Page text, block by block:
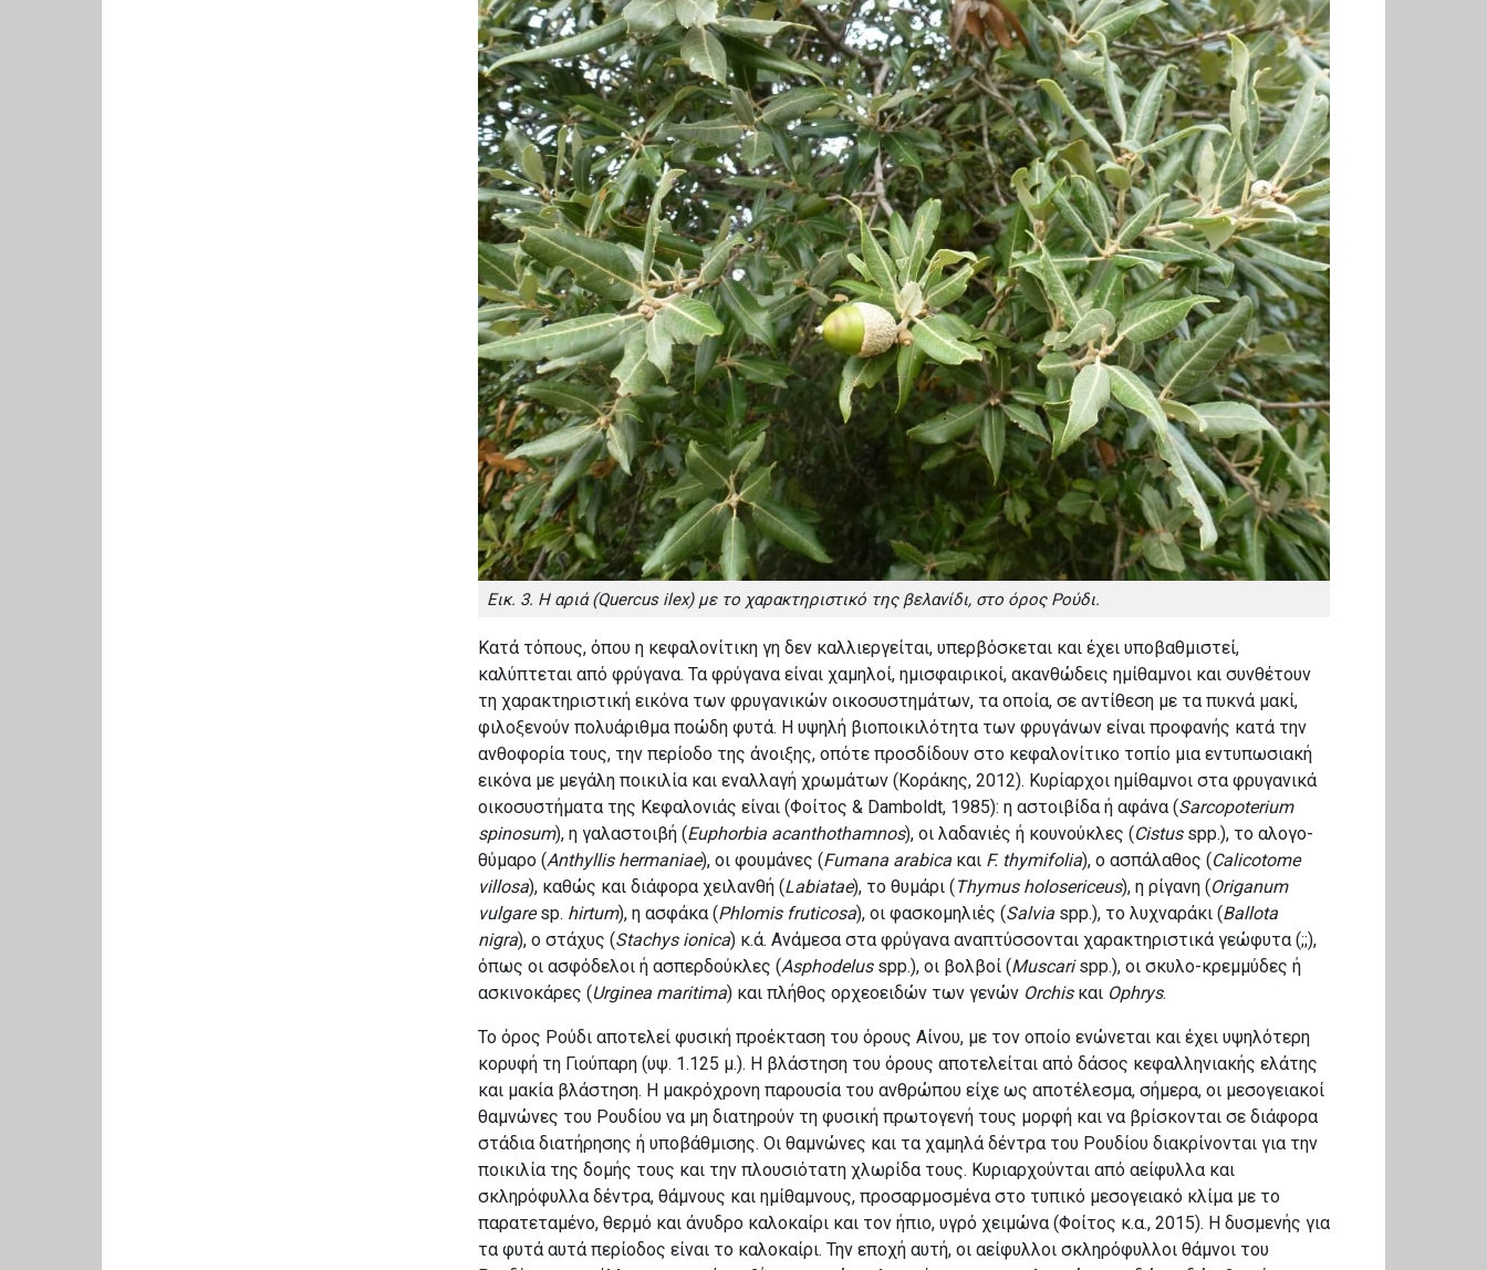
Εικ. 3. Η αριά (Quercus ilex) με το χαρακτηριστικό της βελανίδι, στο όρος Ρούδι.
Κατά τόπους, όπου η κεφαλονίτικη γη δεν καλλιεργείται, υπερβόσκεται και έχει υποβαθμιστεί,
καλύπτεται από φρύγανα. Τα φρύγανα είναι χαμηλοί, ημισφαιρικοί, ακανθώδεις ημίθαμνοι και συνθέτουν
τη χαρακτηριστική εικόνα των φρυγανικών οικοσυστημάτων, τα οποία, σε αντίθεση με τα πυκνά μακί,
φιλοξενούν πολυάριθμα ποώδη φυτά. Η υψηλή βιοποικιλότητα των φρυγάνων είναι προφανής κατά την
ανθοφορία τους, την περίοδο της άνοιξης, οπότε προσδίδουν στο κεφαλονίτικο τοπίο μια εντυπωσιακή
εικόνα με μεγάλη ποικιλία και εναλλαγή χρωμάτων (Κοράκης, 2012). Κυρίαρχοι ημίθαμνοι στα φρυγανικά
οικοσυστήματα της Κεφαλονιάς είναι (Φοίτος & Damboldt, 1985): η αστοιβίδα ή αφάνα (Sarcopoterium
spinosum), η γαλαστοιβή (Euphorbia acanthothamnos), οι λαδανιές ή κουνούκλες (Cistusspp.), το αλογο-
θύμαρο (Anthyllis hermaniae), οι φουμάνες (Fumana arabica και F. thymifolia), o ασπάλαθος (Calicotome
villosa), καθώς και διάφορα χειλανθή (Labiatae), το θυμάρι (Thymus holosericeus), η ρίγανη (Origanum
vulgaresp. hirtum), η ασφάκα (Phlomis fruticosa), οι φασκομηλιές (Salvia spp.), το λυχναράκι (Ballota
nigra), ο στάχυς (Stachys ionica) κ.ά. Ανάμεσα στα φρύγανα αναπτύσσονται χαρακτηριστικά γεώφυτα (;;),
όπως οι ασφόδελοι ή ασπερδούκλες (Asphodelusspp.), οι βολβοί (Muscarispp.), οι σκυλο-κρεμμύδες ή
ασκινοκάρες (Urginea maritima) και πλήθος ορχεοειδών των γενών Orchisκαι Ophrys.
Το όρος Ρούδι αποτελεί φυσική προέκταση του όρους Αίνου, με τον οποίο ενώνεται και έχει υψηλότερη
κορυφή τη Γιούπαρη (υψ. 1.125 μ.). Η βλάστηση του όρους αποτελείται από δάσος κεφαλληνιακής ελάτης
και μακία βλάστηση. Η μακρόχρονη παρουσία του ανθρώπου είχε ως αποτέλεσμα, σήμερα, οι μεσογειακοί
θαμνώνες του Ρουδίου να μη διατηρούν τη φυσική πρωτογενή τους μορφή και να βρίσκονται σε διάφορα
στάδια διατήρησης ή υποβάθμισης. Οι θαμνώνες και τα χαμηλά δέντρα του Ρουδίου διακρίνονται για την
ποικιλία της δομής τους και την πλουσιότατη χλωρίδα τους. Κυριαρχούνται από αείφυλλα και
σκληρόφυλλα δέντρα, θάμνους και ημίθαμνους, προσαρμοσμένα στο τυπικό μεσογειακό κλίμα με το
παρατεταμένο, θερμό και άνυδρο καλοκαίρι και τον ήπιο, υγρό χειμώνα (Φοίτος κ.α., 2015). Η δυσμενής για
τα φυτά αυτά περίοδος είναι το καλοκαίρι. Την εποχή αυτή, οι αείφυλλοι σκληρόφυλλοι θάμνοι του